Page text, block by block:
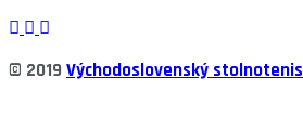
© 2019 Východoslovenský